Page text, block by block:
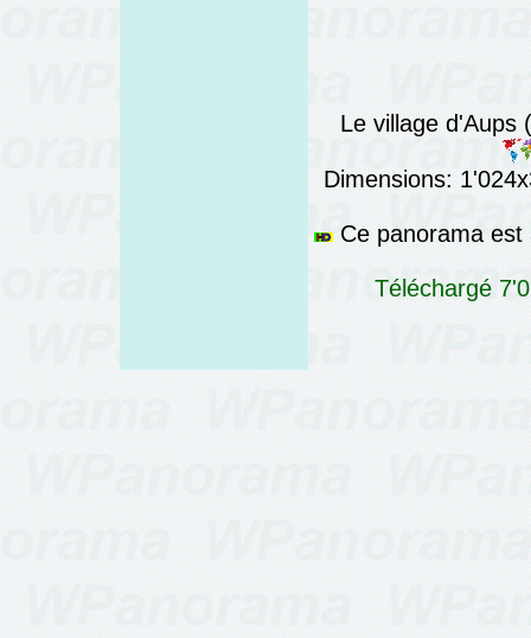
Le village d'Aups
Dimensions:
Ce panorama est
Téléchargé